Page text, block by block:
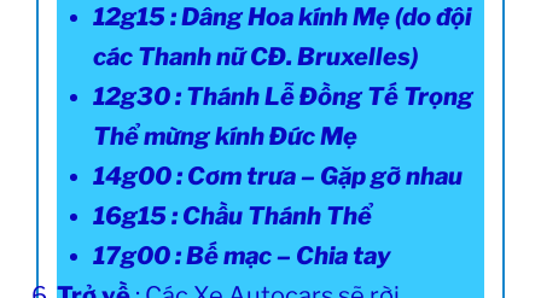
12g15 : Dâng Hoa kính Mẹ (do đội
các Thanh nữ CĐ. Bruxelles)
12g30 : Thánh Lễ Đồng Tế Trọng
Thể mừng kính Đức Mẹ
14g00 : Cơm trưa – Gặp gỡ nhau
16g15 : Chầu Thánh Thể
17g00 : Bế mạc – Chia tay